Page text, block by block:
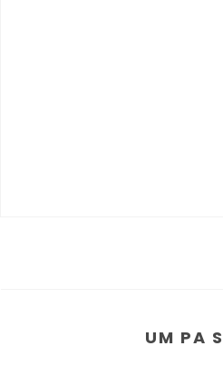
UM PA